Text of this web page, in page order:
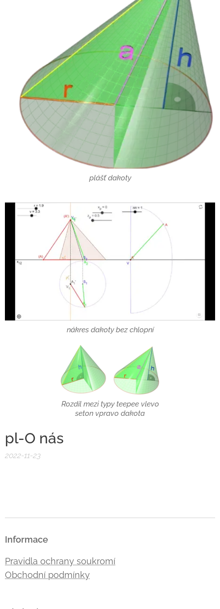
plášť dakoty
nákres dakoty bez chlopní
Rozdíl mezi typy teepee vlevo
seton vpravo dakota
pl-O nás
2022-11-23
Informace
Pravidla ochrany soukromí
Obchodní podmínky